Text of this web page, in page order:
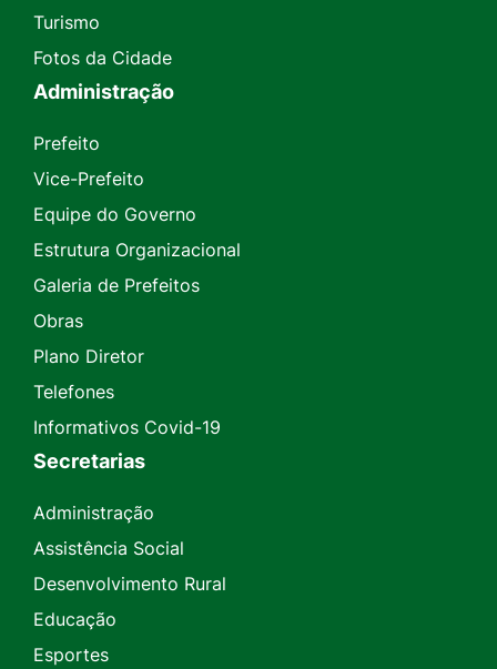
Turismo
Fotos da Cidade
Administração
Prefeito
Vice-Prefeito
Equipe do Governo
Estrutura Organizacional
Galeria de Prefeitos
Obras
Plano Diretor
Telefones
Informativos Covid-19
Secretarias
Administração
Assistência Social
Desenvolvimento Rural
Educação
Esportes